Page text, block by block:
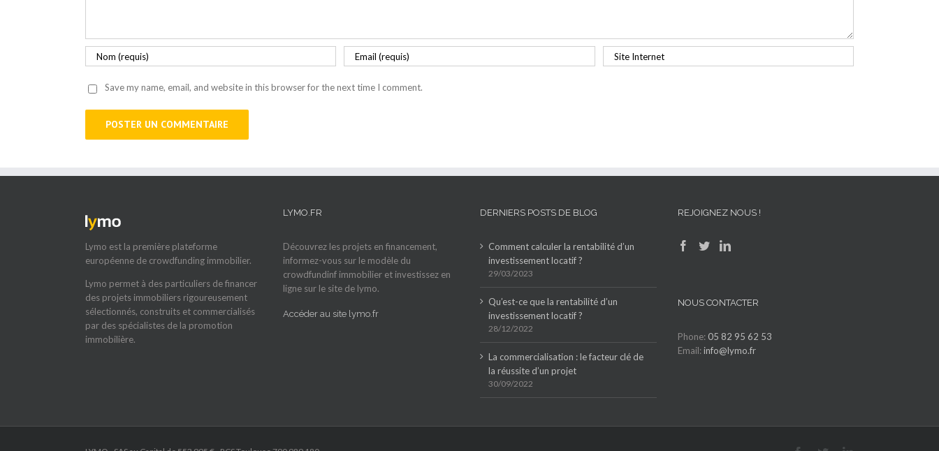
Save my name, email, and website in this browser for the next time I comment.
Lymo est la première plateforme
européenne de crowdfunding immobilier.
Lymo permet à des particuliers de financer
des projets immobiliers rigoureusement
sélectionnés, construits et commercialisés
par des spécialistes de la promotion
immobilière.
LYMO.FR
Découvrez les projets en financement,
informez-vous sur le modèle du
crowdfundinf immobilier et investissez en
ligne sur le site de lymo.
Accéder au site lymo.fr
DERNIERS POSTS DE BLOG
Comment calculer la rentabilité d’un
investissement locatif ?
29/03/2023
Qu’est-ce que la rentabilité d’un
investissement locatif ?
28/12/2022
La commercialisation : le facteur clé de
la réussite d’un projet
30/09/2022
REJOIGNEZ NOUS !
NOUS CONTACTER
Phone: 05 82 95 62 53
Email:info@lymo.fr